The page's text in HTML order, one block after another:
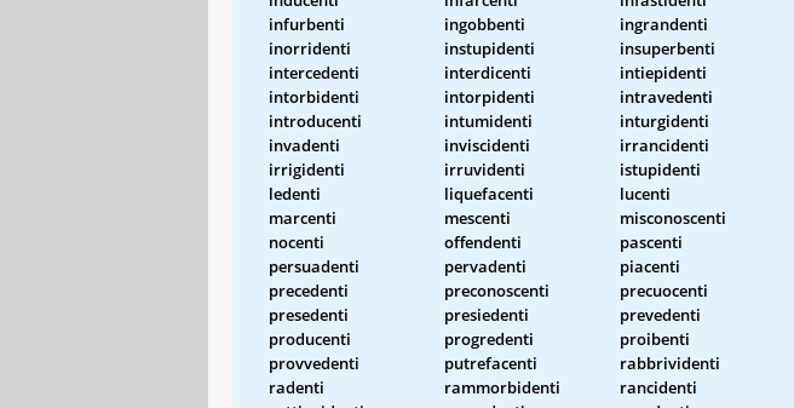
infurbenti
ingobbenti ingrandenti
inorridenti
instupidenti insuperbenti
intercedenti
interdicenti intiepidenti
intorbidenti
intorpidenti intravedenti
introducenti
intumidenti inturgidenti
invadenti
inviscidenti irrancidenti
irrigidenti
irruvidenti istupidenti
ledenti
liquefacenti lucenti
marcenti
mescenti misconoscenti
nocenti
offendenti pascenti
persuadenti
pervadenti piacenti
precedenti
preconoscenti precuocenti
presedenti
presiedenti prevedenti
producenti
progredenti proibenti
provvedenti
putrefacenti rabbrividenti
radenti
rammorbidenti rancidenti